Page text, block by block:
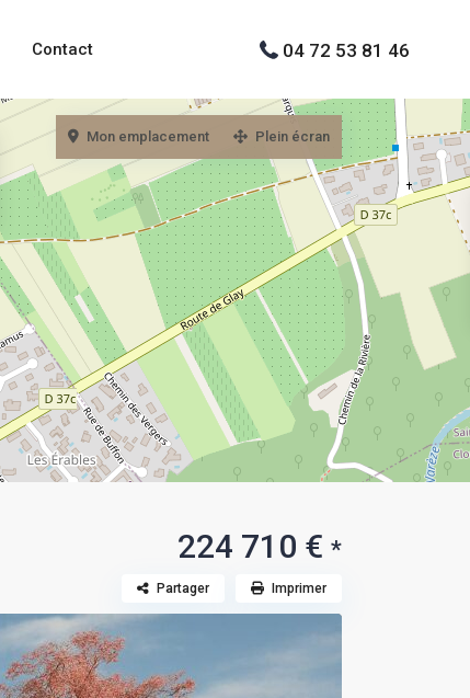
Contact 04 72 53 81 46
Mon emplacement Plein écran
224 710 € *
Partager Imprimer